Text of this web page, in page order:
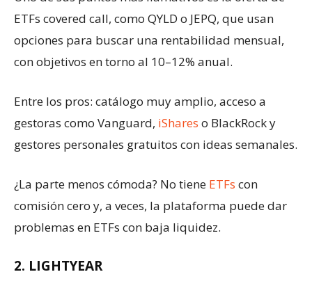
ETFs covered call, como QYLD o JEPQ, que usan
opciones para buscar una rentabilidad mensual,
con objetivos en torno al 10–12% anual.
Entre los pros: catálogo muy amplio, acceso a
gestoras como Vanguard, iShares o BlackRock y
gestores personales gratuitos con ideas semanales.
¿La parte menos cómoda? No tiene ETFs con
comisión cero y, a veces, la plataforma puede dar
problemas en ETFs con baja liquidez.
2. LIGHTYEAR